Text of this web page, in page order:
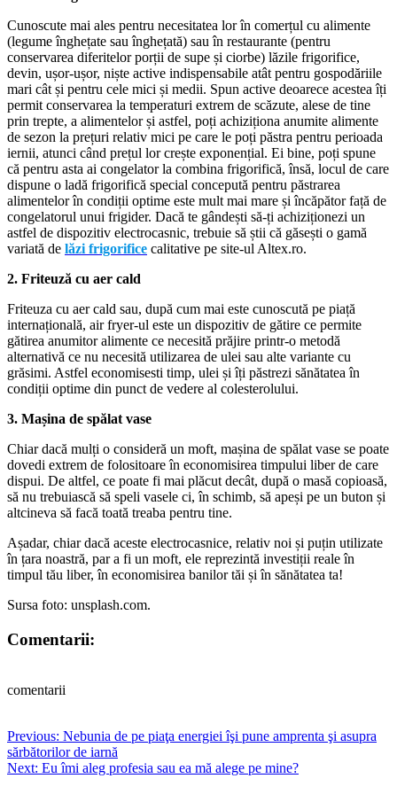
Cunoscute mai ales pentru necesitatea lor în comerțul cu alimente
(legume înghețate sau înghețată) sau în restaurante (pentru
conservarea diferitelor porții de supe și ciorbe) lăzile frigorifice,
devin, ușor-ușor, niște active indispensabile atât pentru gospodăriile
mari cât și pentru cele mici și medii. Spun active deoarece acestea îți
permit conservarea la temperaturi extrem de scăzute, alese de tine
prin trepte, a alimentelor și astfel, poți achiziționa anumite alimente
de sezon la prețuri relativ mici pe care le poți păstra pentru perioada
iernii, atunci când prețul lor crește exponențial. Ei bine, poți spune
că pentru asta ai congelator la combina frigorifică, însă, locul de care
dispune o ladă frigorifică special concepută pentru păstrarea
alimentelor în condiții optime este mult mai mare și încăpător față de
congelatorul unui frigider. Dacă te gândești să-ți achiziționezi un
astfel de dispozitiv electrocasnic, trebuie să știi că găsești o gamă
variată de lăzi frigorifice calitative pe site-ul Altex.ro.
2. Friteuză cu aer cald
Friteuza cu aer cald sau, după cum mai este cunoscută pe piață
internațională, air fryer-ul este un dispozitiv de gătire ce permite
gătirea anumitor alimente ce necesită prăjire printr-o metodă
alternativă ce nu necesită utilizarea de ulei sau alte variante cu
grăsimi. Astfel economisesti timp, ulei și îți păstrezi sănătatea în
condiții optime din punct de vedere al colesterolului.
3. Mașina de spălat vase
Chiar dacă mulți o consideră un moft, mașina de spălat vase se poate
dovedi extrem de folositoare în economisirea timpului liber de care
dispui. De altfel, ce poate fi mai plăcut decât, după o masă copioasă,
să nu trebuiască să speli vasele ci, în schimb, să apeși pe un buton și
altcineva să facă toată treaba pentru tine.
Așadar, chiar dacă aceste electrocasnice, relativ noi și puțin utilizate
în țara noastră, par a fi un moft, ele reprezintă investiții reale în
timpul tău liber, în economisirea banilor tăi și în sănătatea ta!
Sursa foto: unsplash.com.
Comentarii:
comentarii
Post
navigation
Previous: Nebunia de pe piaţa energiei îşi pune amprenta şi asupra
sărbătorilor de iarnă
Next: Eu îmi aleg profesia sau ea mă alege pe mine?